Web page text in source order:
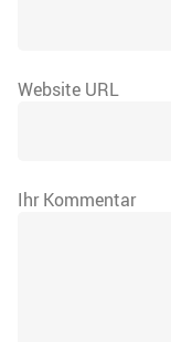
Website URL
Ihr Kommentar